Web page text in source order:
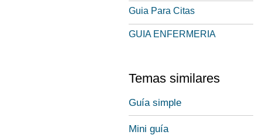
Guia Para Citas
GUIA ENFERMERIA
Temas similares
Guía simple
Mini guía